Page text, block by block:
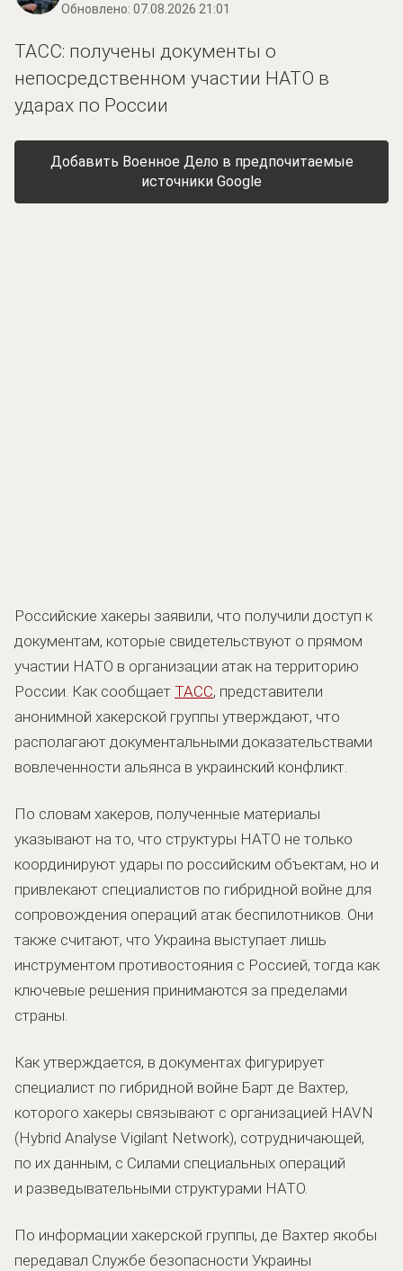
Обновлено: 07.08.2026 21:01
ТАСС: получены документы о
непосредственном участии НАТО в
ударах по России
Добавить Военное Дело в предпочитаемые
источники Google
Российские хакеры заявили, что получили доступ к
документам, которые свидетельствуют о прямом
участии НАТО в организации атак на территорию
России. Как сообщает ТАСС, представители
анонимной хакерской группы утверждают, что
располагают документальными доказательствами
вовлеченности альянса в украинский конфликт.
По словам хакеров, полученные материалы
указывают на то, что структуры НАТО не только
координируют удары по российским объектам, но и
привлекают специалистов по гибридной войне для
сопровождения операций атак беспилотников. Они
также считают, что Украина выступает лишь
инструментом противостояния с Россией, тогда как
ключевые решения принимаются за пределами
страны.
Как утверждается, в документах фигурирует
специалист по гибридной войне Барт де Вахтер,
которого хакеры связывают с организацией HAVN
(Hybrid Analyse Vigilant Network), сотрудничающей,
по их данным, с Силами специальных операций
и разведывательными структурами НАТО.
По информации хакерской группы, де Вахтер якобы
передавал Службе безопасности Украины